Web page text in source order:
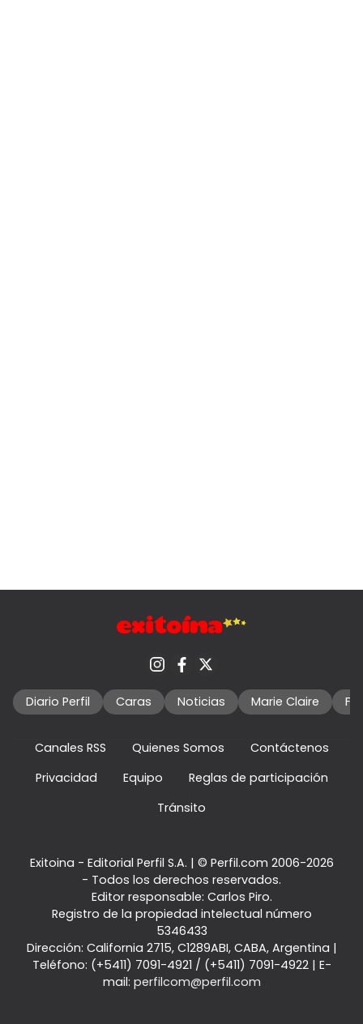
Diario Perfil Caras Noticias Marie Claire
Canales RSS Quienes Somos
Contáctenos
Privacidad
Equipo
Reglas de participación
Tránsito
Exitoina - Editorial Perfil S.A. | © Perfil.com 2006-2026
- Todos los derechos reservados.
Editor responsable: Carlos Piro.
Registro de la propiedad intelectual número
5346433
Dirección: California 2715, C1289ABI, CABA, Argentina |
Teléfono: (+5411) 7091-4921 / (+5411) 7091-4922| E-
mail: perfilcom@perfil.com